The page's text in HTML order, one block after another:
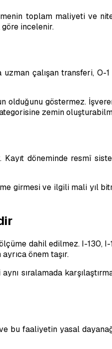
toplam maliyeti ve
incelenir.
çalışan transferi,
göstermez.
zemin
döneminde resmî
girmesi ve ilgili mali yıl
dahil edilmez. I-130,
önem taşır.
bu faaliyetin yasal